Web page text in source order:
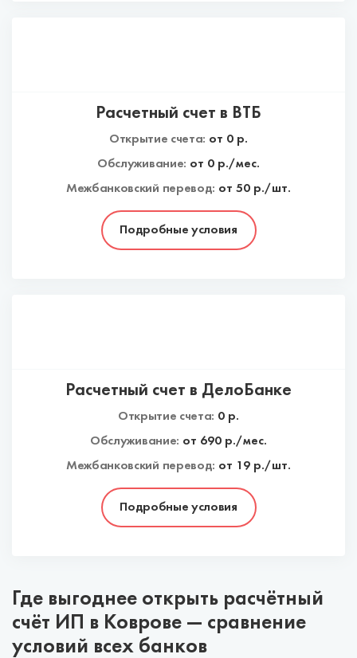
Подробные условия
Расчетный счет в ВТБ
Открытие счета: от 0 р.
Обслуживание: от 0р./мес.
Межбанковский перевод: от 50 р./шт.
Подробные условия
Расчетный счет в ДелоБанке
Открытие счета: 0 р.
Обслуживание: от 690р./мес.
Межбанковский перевод: от 19 р./шт.
Где выгоднее открыть расчётный
счёт ИП в Коврове — сравнение
условий всех банков